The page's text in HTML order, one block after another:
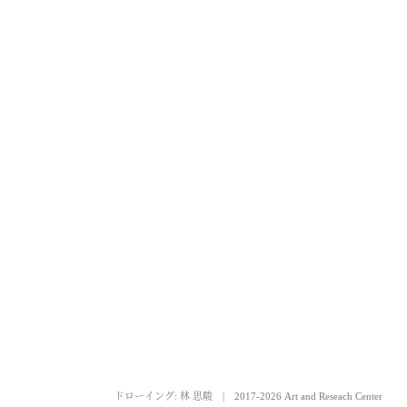
ドローイング: 林 思駿 2017-2026 Art and Reseach Center